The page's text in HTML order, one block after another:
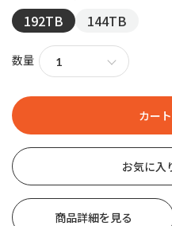
192TB 144TB
数量
お気に入
商品詳細を見る